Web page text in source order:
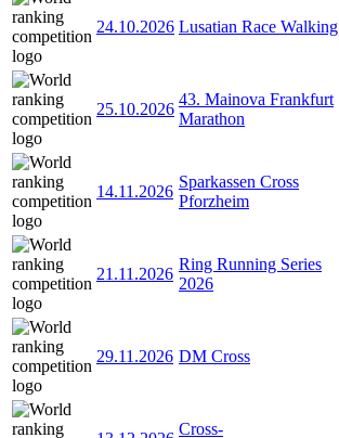
24.10.2026 Lusatian Race Walking
25.10.2026
43. Mainova Frankfurt
Marathon
14.11.2026
Sparkassen Cross
Pforzheim
21.11.2026
Ring Running Series
2026
29.11.2026 DM Cross
Cross-